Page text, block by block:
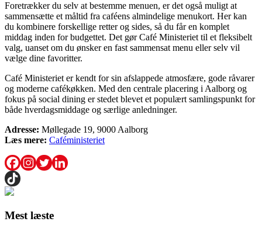
Foretrækker du selv at bestemme menuen, er det også muligt at
sammensætte et måltid fra caféens almindelige menukort. Her kan
du kombinere forskellige retter og sides, så du får en komplet
middag inden for budgettet. Det gør Café Ministeriet til et fleksibelt
valg, uanset om du ønsker en fast sammensat menu eller selv vil
vælge dine favoritter.
Café Ministeriet er kendt for sin afslappede atmosfære, gode råvarer
og moderne cafékøkken. Med den centrale placering i Aalborg og
fokus på social dining er stedet blevet et populært samlingspunkt for
både hverdagsmiddage og særlige anledninger.
Adresse: Møllegade 19, 9000 Aalborg
Læs mere: Caféministeriet
Mest læste